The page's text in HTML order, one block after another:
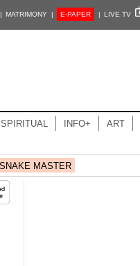
| MATRIMONY | E-PAPER | LIVE TV
SPIRITUAL INFO+ ART
SNAKE MASTER